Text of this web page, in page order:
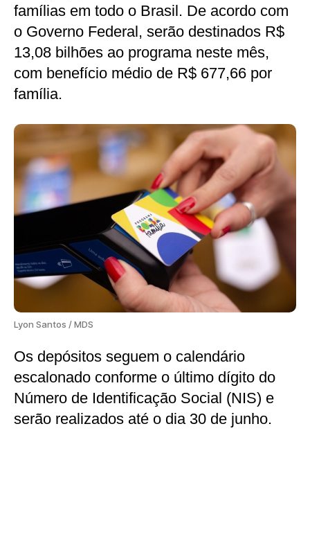
famílias em todo o Brasil. De acordo com
o Governo Federal, serão destinados R$
13,08 bilhões ao programa neste mês,
com benefício médio de R$ 677,66 por
família.
Lyon Santos / MDS
Os depósitos seguem o calendário
escalonado conforme o último dígito do
Número de Identificação Social (NIS) e
serão realizados até o dia 30 de junho.